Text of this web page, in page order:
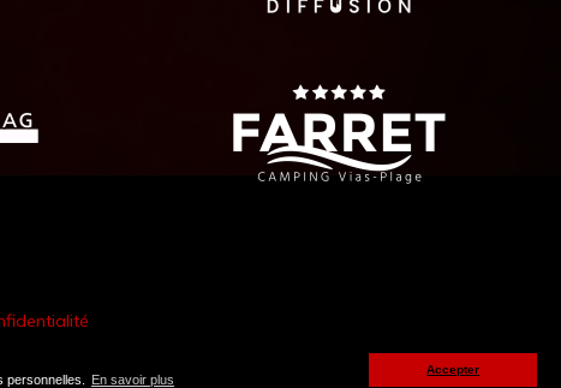
personnelles.
En savoir plus
Accepter